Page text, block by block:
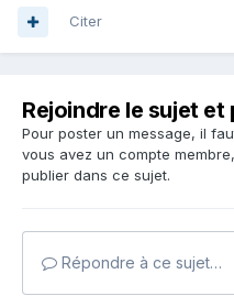
Citer
Rejoindre le sujet
Pour poster un message, il
vous avez un compte membre,
publier dans ce sujet.
Répondre à ce sujet…